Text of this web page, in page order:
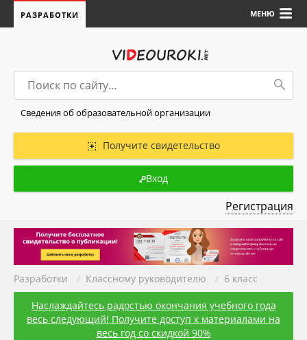
МЕНЮ
РАЗРАБОТКИ
Сведения об образовательной организации
Получите свидетельство
Вход
Регистрация
Разработки / Классному руководителю / 6 класс
Наслаждайтесь радостью окончания учебного года
весь следующий! Получите доступ к материалами на
весь год со скидкой 90%